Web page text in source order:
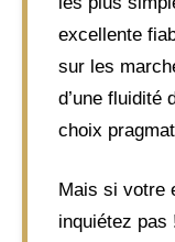
excellente
sur les
d’une fluidité
choix
Mais si votre
inquiétez pas